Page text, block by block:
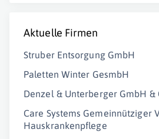
Aktuelle Firmen
Struber Entsorgung GmbH
Paletten Winter GesmbH
Denzel & Unterberger GmbH &
Care Systems Gemeinnütziger
Hauskrankenpflege